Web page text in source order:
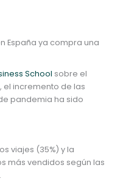
España ya compra una
School sobre el
el incremento de las
pandemia ha sido
viajes (35%) y la
más vendidos según las